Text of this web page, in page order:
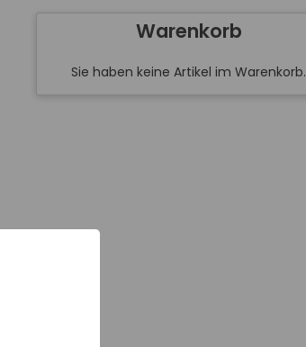
Warenkorb
Sie haben keine Artikel im Warenkorb.